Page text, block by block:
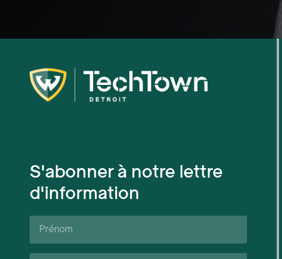
S'abonner à notre lettre
d'information
Prénom*